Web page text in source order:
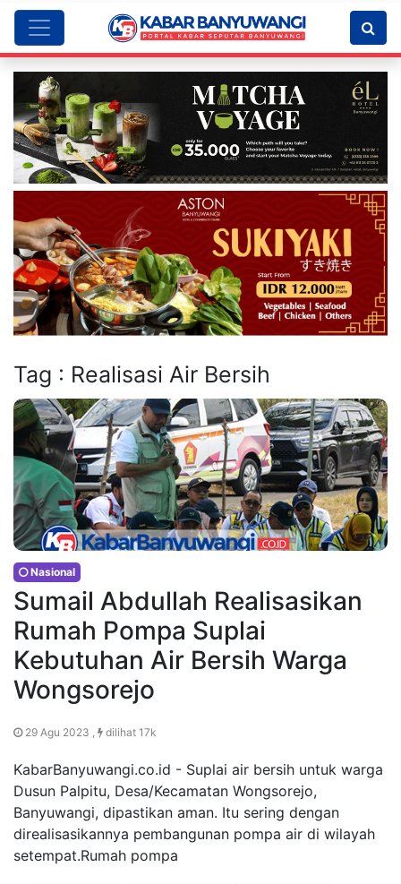
Tag : Realisasi Air Bersih
Nasional
Sumail Abdullah Realisasikan
Rumah Pompa Suplai
Kebutuhan Air Bersih Warga
Wongsorejo
29 Agu 2023 , dilihat 17k
KabarBanyuwangi.co.id - Suplai air bersih untuk warga
Dusun Palpitu, Desa/Kecamatan Wongsorejo,
Banyuwangi, dipastikan aman. Itu sering dengan
direalisasikannya pembangunan pompa air di wilayah
setempat.Rumah pompa